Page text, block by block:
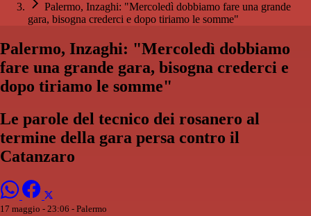
Palermo, Inzaghi: "Mercoledì dobbiamo fare una grande
gara, bisogna crederci e dopo tiriamo le somme"
Palermo, Inzaghi: "Mercoledì dobbiamo
fare una grande gara, bisogna crederci e
dopo tiriamo le somme"
Le parole del tecnico dei rosanero al
termine della gara persa contro il
Catanzaro
17 maggio - 23:06 - Palermo